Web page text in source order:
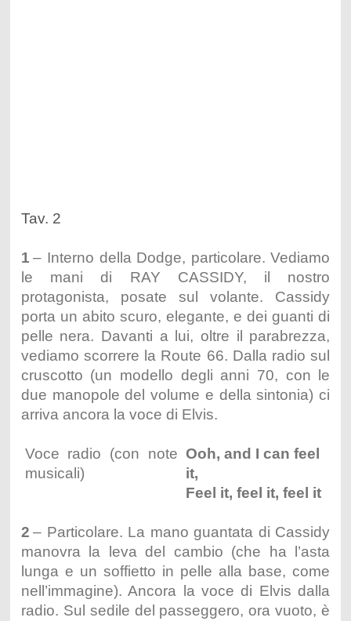
Tav. 2
1 – Interno della Dodge, particolare. Vediamo
le mani di RAY CASSIDY, il nostro
protagonista, posate sul volante. Cassidy
porta un abito scuro, elegante, e dei guanti di
pelle nera. Davanti a lui, oltre il parabrezza,
vediamo scorrere la Route 66. Dalla radio sul
cruscotto (un modello degli anni 70, con le
due manopole del volume e della sintonia) ci
arriva ancora la voce di Elvis.
Voce radio (con note
musicali)
Ooh, and I can feel
it,
Feel it, feel it, feel it
2 – Particolare. La mano guantata di Cassidy
manovra la leva del cambio (che ha l’asta
lunga e un soffietto in pelle alla base, come
nell’immagine). Ancora la voce di Elvis dalla
radio. Sul sedile del passeggero, ora vuoto, è